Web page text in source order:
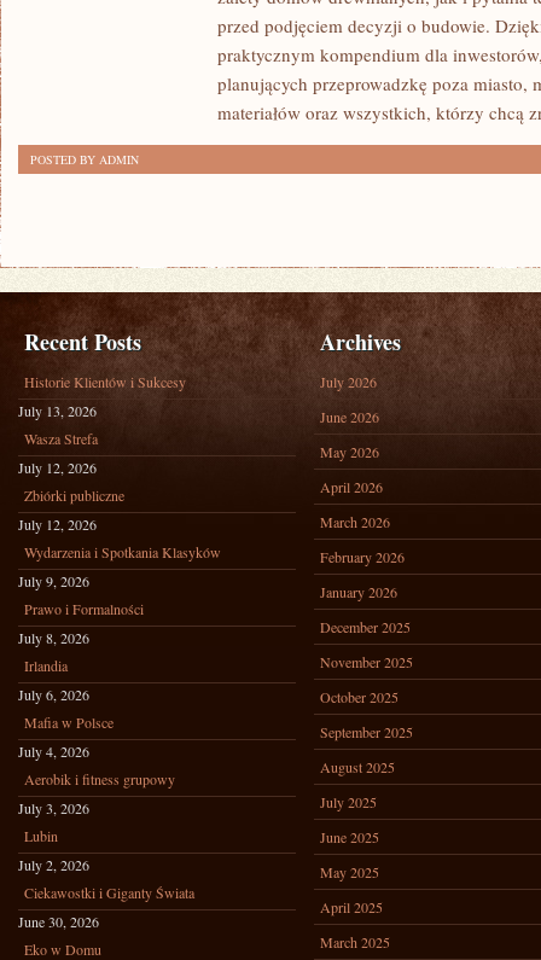
FORMALNOŚCIprzed podjęciem decyzji o budowie.
praktycznym kompendium dla
planujących przeprowadzkę poza miasto,
materiałów oraz wszystkich, którzy chcą
POSTED BY ADMIN
Recent Posts
Historie Klientów i Sukcesy
July 13, 2026
Wasza Strefa
July 12, 2026
Zbiórki publiczne
July 12, 2026
Wydarzenia i Spotkania Klasyków
July 9, 2026
Prawo i Formalności
July 8, 2026
Irlandia
July 6, 2026
Mafia w Polsce
July 4, 2026
Aerobik i fitness grupowy
July 3, 2026
Lubin
July 2, 2026
Ciekawostki i Giganty Świata
June 30, 2026
Eko w Domu
Archives
July 2026
June 2026
May 2026
April 2026
March 2026
February 2026
January 2026
December 2025
November 2025
October 2025
September 2025
August 2025
July 2025
June 2025
May 2025
April 2025
March 2025